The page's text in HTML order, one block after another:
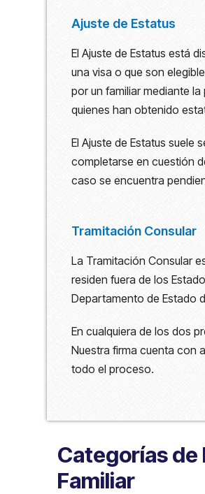
Ajuste de Estatus
El Ajuste de Estatus está
una visa o que son
por un familiar mediante
quienes han obtenido
El Ajuste de Estatus suele
completarse en cuestión
caso se encuentra
Tramitación Consular
La Tramitación Consular
residen fuera de los
Departamento de Estado
En cualquiera de los dos
Nuestra firma cuenta con
todo el proceso.
Categorías de
Familiar